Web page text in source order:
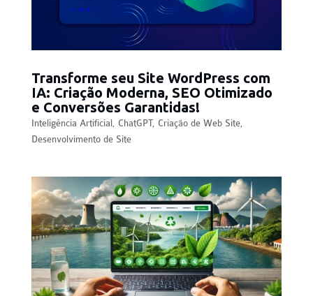
Transforme seu Site WordPress com
IA: Criação Moderna, SEO Otimizado
e Conversões Garantidas!
Inteligência Artificial ChatGPT, Criação de Web Site,
Desenvolvimento de Site